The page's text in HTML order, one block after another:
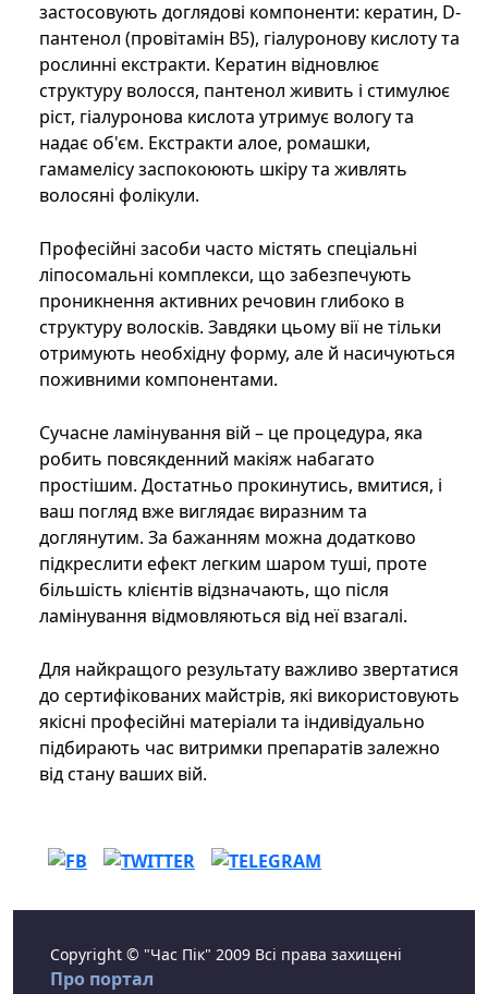
застосовують доглядові компоненти: кератин, D-
пантенол (провітамін В5), гіалуронову кислоту та
рослинні екстракти. Кератин відновлює
структуру волосся, пантенол живить і стимулює
ріст, гіалуронова кислота утримує вологу та
надає об'єм. Екстракти алое, ромашки,
гамамелісу заспокоюють шкіру та живлять
волосяні фолікули.
Професійні засоби часто містять спеціальні
ліпосомальні комплекси, що забезпечують
проникнення активних речовин глибоко в
структуру волосків. Завдяки цьому вії не тільки
отримують необхідну форму, але й насичуються
поживними компонентами.
Сучасне ламінування вій – це процедура, яка
робить повсякденний макіяж набагато
простішим. Достатньо прокинутись, вмитися, і
ваш погляд вже виглядає виразним та
доглянутим. За бажанням можна додатково
підкреслити ефект легким шаром туші, проте
більшість клієнтів відзначають, що після
ламінування відмовляються від неї взагалі.
Для найкращого результату важливо звертатися
до сертифікованих майстрів, які використовують
якісні професійні матеріали та індивідуально
підбирають час витримки препаратів залежно
від стану ваших вій.
Copyright © "Час Пік" 2009 Всі права захищені
Про портал